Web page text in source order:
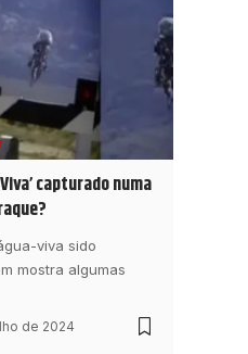
capturado numa
viva sido
mostra algumas
de 2024